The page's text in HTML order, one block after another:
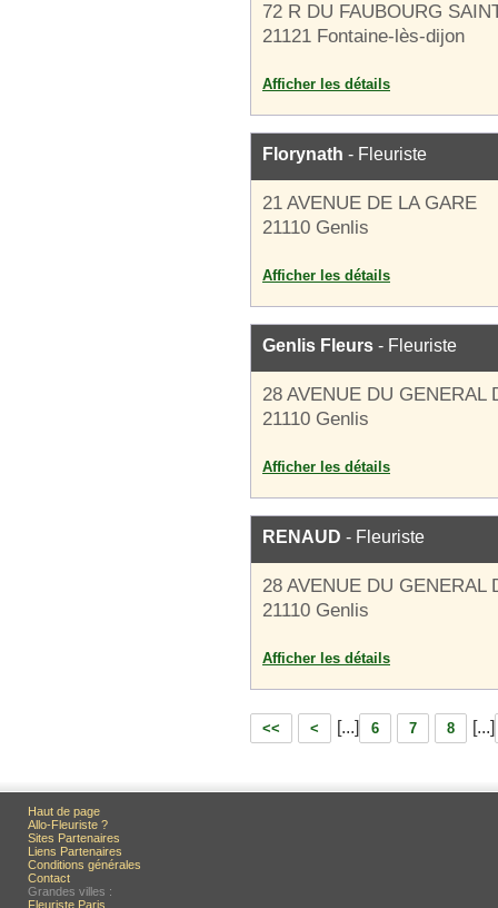
72 R DU FAUBOURG
21121 Fontaine-lès-dijon
Afficher les détails
Florynath - Fleuriste
21 AVENUE DE LA GARE
21110 Genlis
Afficher les détails
Genlis Fleurs - Fleuriste
28 AVENUE DU GENERAL
21110 Genlis
Afficher les détails
RENAUD - Fleuriste
28 AVENUE DU GENERAL
21110 Genlis
Afficher les détails
<< < [...] 6 7 8 [...]
Haut de page
Allo-Fleuriste ?
Sites Partenaires
Liens Partenaires
Conditions générales
Contact
Grandes villes :
Fleuriste Paris